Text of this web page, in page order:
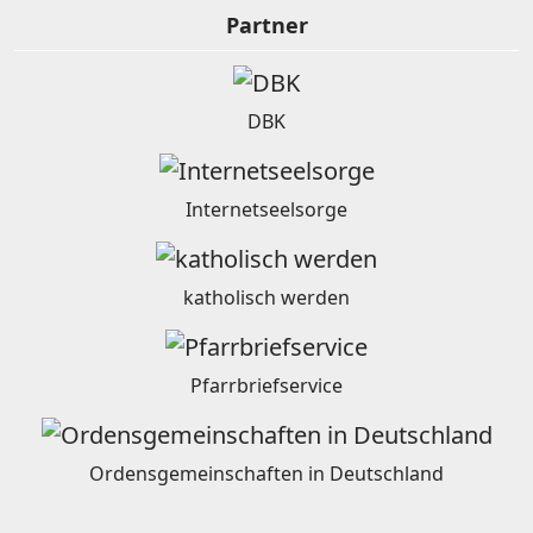
Partner
DBK
Internetseelsorge
katholisch werden
Pfarrbriefservice
Ordensgemeinschaften in Deutschland